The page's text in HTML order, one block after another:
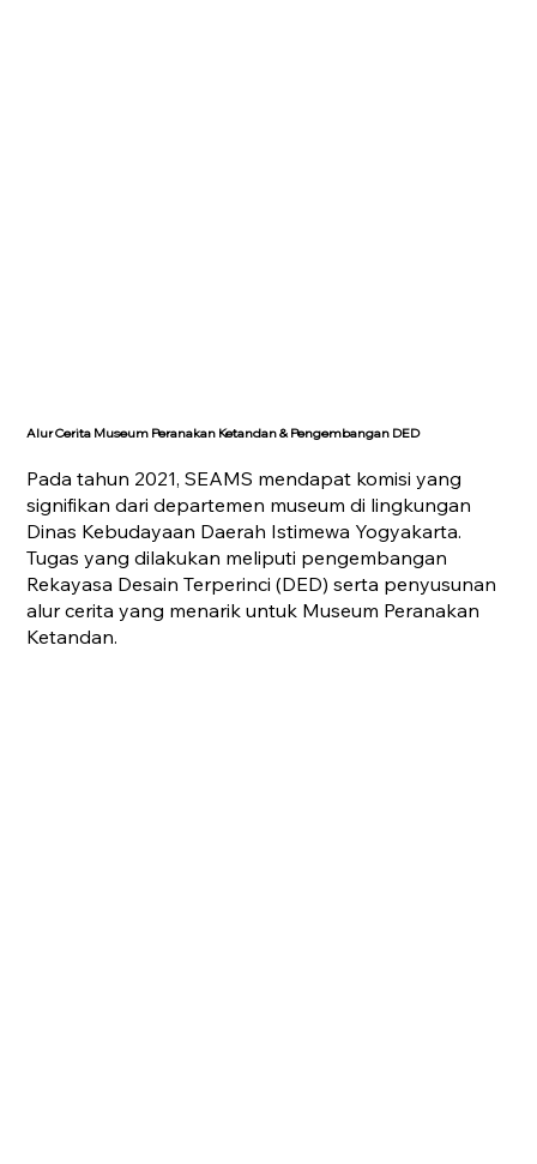
Alur Cerita Museum Peranakan Ketandan & Pengembangan DED
Pada tahun 2021, SEAMS mendapat komisi yang
signifikan dari departemen museum di lingkungan
Dinas Kebudayaan Daerah Istimewa Yogyakarta.
Tugas yang dilakukan meliputi pengembangan
Rekayasa Desain Terperinci (DED) serta penyusunan
alur cerita yang menarik untuk Museum Peranakan
Ketandan.